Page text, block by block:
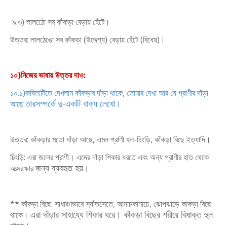
৯.৩) লালঠোে সব কাঁকড়া বেড়ায় হেঁটে।
উত্তর: লালঠেঙো সব কাঁকড়া (উদ্দেশ্য) বেড়ায় হেঁটে (বিধেয়)।
১০)নিজের ভাষায় উত্তর দাও:
১০.১)কবিতাটিতে দেখলাম কাঁকড়ার দাঁড়া থাকে, তোমার দেখা আর যে প্রাণীর দাঁড়া
আছেতারসম্পর্কে দু-একটি বাক্য লেখো।
উত্তর: কাঁকড়ার মতো দাঁড়া আছে, এমন প্রাণী হল-চিংড়ি, কাঁকড়া বিছে ইত্যাদি।
চিংড়ি: এরা জলের প্রাণী। এদের দাঁড়া শিকার ধরতে এবং অন্য প্রাণীর হাত থেকে
আত্মরক্ষারজন্য ব্যবহৃত হয়।
** কাঁকড়া বিছে: সাধারণভাবে স্যাঁতসেতে, আনাচকানাচে, ঝোপঝাড়ে কাকড়া বিছে
থাকে। এরা দাঁড়ার সাহায্যে শিকার ধরে। কাঁকড়া বিছের শরীরে বিষাক্ত হুল